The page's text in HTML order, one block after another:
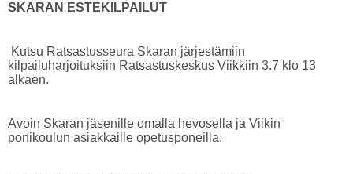
SKARAN ESTEKILPAILUT
Kutsu Ratsastusseura Skaran järjestämiin
kilpailuharjoituksiin Ratsastuskeskus Viikkiin 3.7 klo 13
alkaen.
Avoin Skaran jäsenille omalla hevosella ja Viikin
ponikoulun asiakkaille opetusponeilla.